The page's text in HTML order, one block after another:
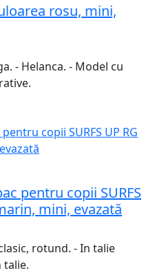
rosu, mini,
- Helanca. - Model cu
pentru copii SURFS
mini, evazată
rotund. - In talie
talie.